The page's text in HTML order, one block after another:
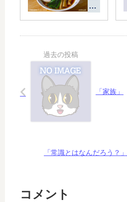
ア
テ
0
メ
餃
ー
「家族」
「常識とはなんだろう？」
コメント